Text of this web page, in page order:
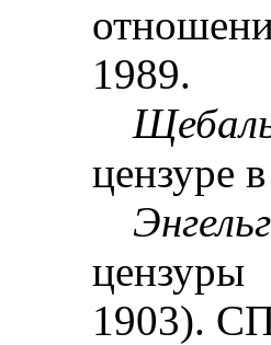
1989.
цензуре
цензуры
1903).